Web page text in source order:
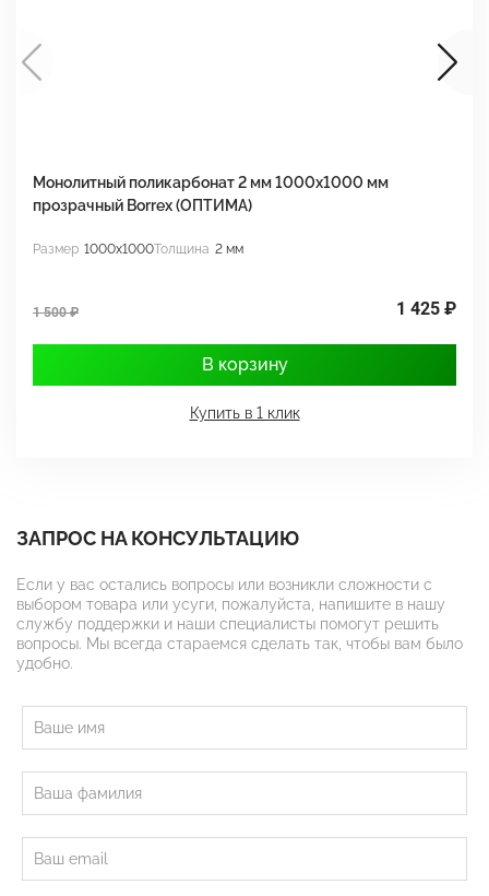
Монолитный поликарбонат 2 мм 1000x1000 мм
прозрачный Borrex (ОПТИМА)
Размер 1000x1000Толщина 2 мм
1 500 ₽ 1 425 ₽
В корзину
Купить в 1 клик
ЗАПРОС НА КОНСУЛЬТАЦИЮ
Если у вас остались вопросы или возникли сложности с
выбором товара или усуги, пожалуйста, напишите в нашу
службу поддержки и наши специалисты помогут решить
вопросы. Мы всегда стараемся сделать так, чтобы вам было
удобно.